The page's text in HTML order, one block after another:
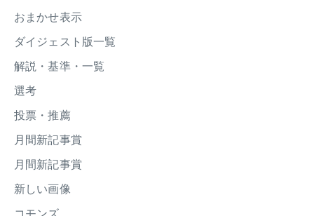
おまかせ表示
ダイジェスト版一覧
解説・基準・一覧
選考
投票・推薦
月間新記事賞
月間新記事賞
新しい画像